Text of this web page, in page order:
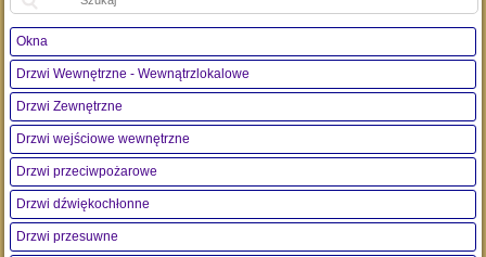
Okna
Drzwi Wewnętrzne - Wewnątrzlokalowe
Drzwi Zewnętrzne
Drzwi wejściowe wewnętrzne
Drzwi przeciwpożarowe
Drzwi dźwiękochłonne
Drzwi przesuwne